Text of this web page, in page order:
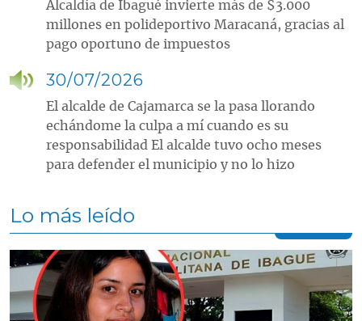
Alcaldía de Ibagué invierte más de $3.000
millones en polideportivo Maracaná, gracias al
pago oportuno de impuestos
30/07/2026
El alcalde de Cajamarca se la pasa llorando
echándome la culpa a mí cuando es su
responsabilidad El alcalde tuvo ocho meses
para defender el municipio y no lo hizo
Lo más leído
Contenido multimedia principal